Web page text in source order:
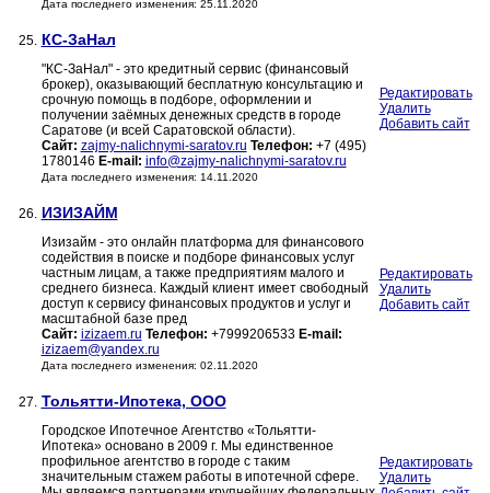
Дата последнего изменения: 25.11.2020
25. КС-ЗаНал
"КС-ЗаНал" - это кредитный сервис (финансовый
брокер), оказывающий бесплатную консультацию и
срочную помощь в подборе, оформлении и
получении заёмных денежных средств в городе
Саратове (и всей Саратовской области).
Сайт: zajmy-nalichnymi-saratov.ru Телефон: +7 (495)
1780146 E-mail: info@zajmy-nalichnymi-saratov.ru
Дата последнего изменения: 14.11.2020
Редактировать
Удалить
Добавить сайт
26. ИЗИЗАЙМ
Изизайм - это онлайн платформа для финансового
содействия в поиске и подборе финансовых услуг
частным лицам, а также предприятиям малого и
среднего бизнеса. Каждый клиент имеет свободный
доступ к сервису финансовых продуктов и услуг и
масштабной базе пред
Сайт: izizaem.ru Телефон: +7999206533 E-mail:
izizaem@yandex.ru
Дата последнего изменения: 02.11.2020
Редактировать
Удалить
Добавить сайт
27. Тольятти-Ипотека, ООО
Городское Ипотечное Агентство «Тольятти-
Ипотека» основано в 2009 г. Мы единственное
профильное агентство в городе с таким
значительным стажем работы в ипотечной сфере.
Редактировать
Удалить